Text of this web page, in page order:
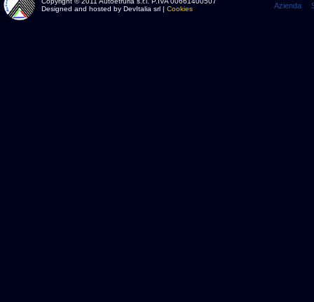
Designed and hosted by DevItalia srl | Cookies Azienda